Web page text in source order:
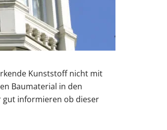
Kunststoff nicht mit
Baumaterial in den
gut informieren ob dieser